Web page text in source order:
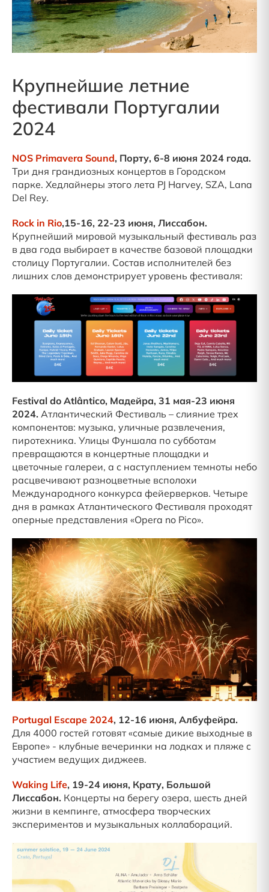
Крупнейшие летние
фестивали Португалии
2024
NOS Primavera Sound, Порту, 6-8 июня 2024 года.
Три дня грандиозных концертов в Городском
парке. Хедлайнеры этого лета PJ Harvey, SZA, Lana
Del Rey.
Rock in Rio,15-16, 22-23 июня, Лиссабон.
Крупнейший мировой музыкальный фестиваль раз
в два года выбирает в качестве базовой площадки
столицу Португалии. Состав исполнителей без
лишних слов демонстрирует уровень фестиваля:
Festival do Atlântico, Мадейра, 31 мая-23 июня
2024. Атлантический Фестиваль – слияние трех
компонентов: музыка, уличные развлечения,
пиротехника. Улицы Фуншала по субботам
превращаются в концертные площадки и
цветочные галереи, а с наступлением темноты небо
расцвечивают разноцветные всполохи
Международного конкурса фейерверков. Четыре
дня в рамках Атлантического Фестиваля проходят
оперные представления «Opera no Pico».
Portugal Escape 2024, 12-16 июня, Албуфейра.
Для 4000 гостей готовят «самые дикие выходные в
Европе» - клубные вечеринки на лодках и пляже с
участием ведущих диджеев.
Waking Life, 19-24 июня, Крату, Большой
Лиссабон. Концерты на берегу озера, шесть дней
жизни в кемпинге, атмосфера творческих
экспериментов и музыкальных коллабораций.